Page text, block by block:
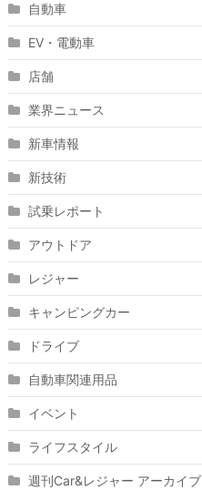
自動車
EV・電動車
店舗
業界ニュース
新車情報
新技術
試乗レポート
アウトドア
レジャー
キャンピングカー
ドライブ
自動車関連用品
イベント
ライフスタイル
週刊Car&レジャー アーカイブ